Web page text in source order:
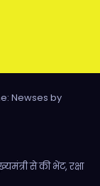
Newses by
से की भेंट, रक्षा